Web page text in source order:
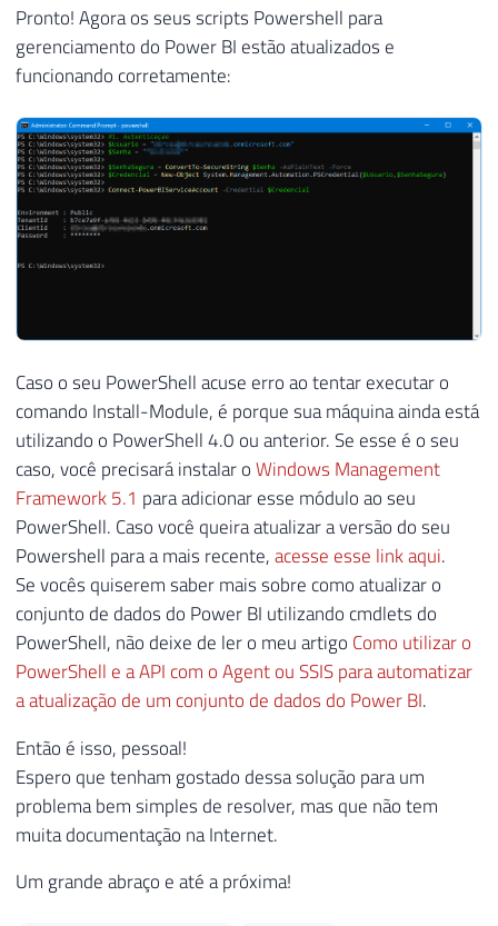
Pronto! Agora os seus scripts Powershell para
gerenciamento do Power BI estão atualizados e
funcionando corretamente:
Caso o seu PowerShell acuse erro ao tentar executar o
comando Install-Module, é porque sua máquina ainda está
utilizando o PowerShell 4.0 ou anterior. Se esse é o seu
caso, você precisará instalar oWindows Management
Framework 5.1 para adicionar esse módulo ao seu
PowerShell. Caso você queira atualizar a versão do seu
Powershell para a mais recente,acesse esse link aqui.
Se vocês quiserem saber mais sobre como atualizar o
conjunto de dados do Power BI utilizando cmdlets do
PowerShell, não deixe de ler o meu artigo Como utilizar o
PowerShell e a API com o Agent ou SSIS para automatizar
a atualização de um conjunto de dados do Power BI.
Então é isso, pessoal!
Espero que tenham gostado dessa solução para um
problema bem simples de resolver, mas que não tem
muita documentação na Internet.
Um grande abraço e até a próxima!